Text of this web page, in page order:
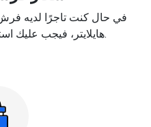
في حال كنت تاجرًا لديه
هايلايتر، فيجب عليك استخدام شعار فرشاة مكياج.